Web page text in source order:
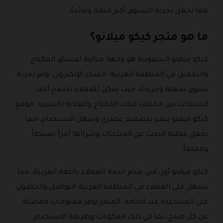
مما يجعل تجربة التسوق أكثر متعة وفائدة.
ما هو متجر كيكو ميلانو؟
كيكو ميلانو السعودية هو وجهة مثالية لعشاق المكياج
والتجميل في المنطقة العربية. المتجر الإلكتروني يوفر تجربة
تسوق سهلة ومريحة، حيث يمكن للعملاء تصفح آلاف
المنتجات من مختلف فئات المكياج والعناية بالبشرة. موقع
كيكو ميلانو يتميز بتصميم عصري وسهل الاستخدام، مما
يجعل عملية البحث عن المنتجات وشرائها أمراً بسيطاً
وممتعاً.
كيكو ميلانو أون لاين يقدم خدمة العملاء باللغة العربية، مما
يسهل على العملاء في المنطقة العربية التواصل والحصول
على المساعدة عند الحاجة. المتجر يوفر معلومات مفصلة
عن كل منتج، بما في ذلك المكونات وطريقة الاستخدام